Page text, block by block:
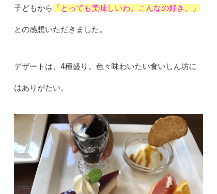
子どもから 「とっても美味しいわ。こんなの好き。」
との感想いただきました。
デザートは、4種盛り。色々味わいたい食いしん坊に
はありがたい。